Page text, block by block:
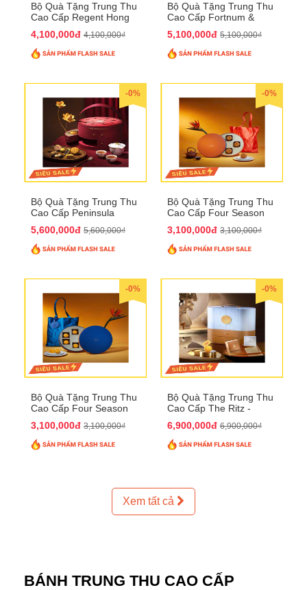
Bộ Quà Tặng Trung Thu
Cao Cấp Regent Hong
4,100,000đ 4,100,000₫
Bộ Quà Tặng Trung Thu
Cao Cấp Fortnum &
5,100,000đ 5,100,000₫
-0%
Bộ Quà Tặng Trung Thu
Cao Cấp Peninsula
5,600,000đ 5,600,000₫
-0%
Bộ Quà Tặng Trung Thu
Cao Cấp Four Season
3,100,000đ 3,100,000₫
-0%
Bộ Quà Tặng Trung Thu
Cao Cấp Four Season
3,100,000đ 3,100,000₫
-0%
Bộ Quà Tặng Trung Thu
Cao Cấp The Ritz -
6,900,000đ 6,900,000₫
Xem tất cả
BÁNH TRUNG THU CAO CẤP